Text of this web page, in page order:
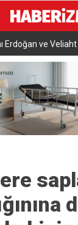
Erdoğan ve
Görüştü